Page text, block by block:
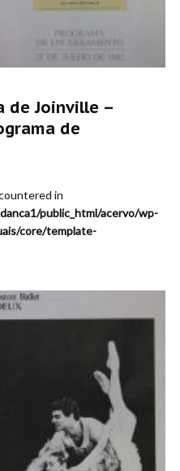
de Joinville –
de
in
public_html/acervo/wp-
core/template-